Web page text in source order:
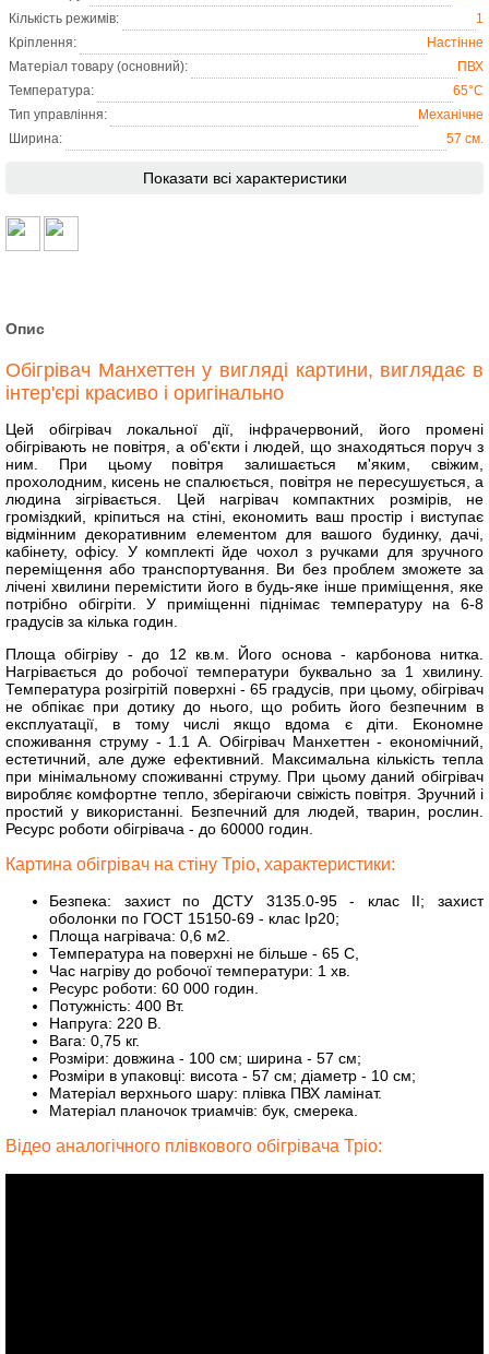
Кількість режимів:
1
Кріплення:
Настінне
Матеріал товару (основний):
ПВХ
Температура:
65°C
Тип управління:
Механічне
Ширина:
57 см.
Показати всі характеристики
Опис
Обігрівач Манхеттен у вигляді картини, виглядає в
інтер'єрі красиво і оригінально
Цей обігрівач локальної дії, інфрачервоний, його промені
обігрівають не повітря, а об'єкти і людей, що знаходяться поруч з
ним. При цьому повітря залишається м'яким, свіжим,
прохолодним, кисень не спалюється, повітря не пересушується, а
людина зігрівається. Цей нагрівач компактних розмірів, не
громіздкий, кріпиться на стіні, економить ваш простір і виступає
відмінним декоративним елементом для вашого будинку, дачі,
кабінету, офісу. У комплекті йде чохол з ручками для зручного
переміщення або транспортування. Ви без проблем зможете за
лічені хвилини перемістити його в будь-яке інше приміщення, яке
потрібно обігріти. У приміщенні піднімає температуру на 6-8
градусів за кілька годин.
Площа обігріву - до 12 кв.м. Його основа - карбонова нитка.
Нагрівається до робочої температури буквально за 1 хвилину.
Температура розігрітій поверхні - 65 градусів, при цьому, обігрівач
не обпікає при дотику до нього, що робить його безпечним в
експлуатації, в тому числі якщо вдома є діти. Економне
споживання струму - 1.1 А. Обігрівач Манхеттен - економічний,
естетичний, але дуже ефективний. Максимальна кількість тепла
при мінімальному споживанні струму. При цьому даний обігрівач
виробляє комфортне тепло, зберігаючи свіжість повітря. Зручний і
простий у використанні. Безпечний для людей, тварин, рослин.
Ресурс роботи обігрівача - до 60000 годин.
Картина обігрівач на стіну Тріо, характеристики:
Безпека: захист по ДСТУ 3135.0-95 - клас II; захист
оболонки по ГОСТ 15150-69 - клас Ip20;
Площа нагрівача: 0,6 м2.
Температура на поверхні не більше - 65 С,
Час нагріву до робочої температури: 1 хв.
Ресурс роботи: 60 000 годин.
Потужність: 400 Вт.
Напруга: 220 В.
Вага: 0,75 кг.
Розміри: довжина - 100 см; ширина - 57 см;
Розміри в упаковці: висота - 57 см; діаметр - 10 см;
Матеріал верхнього шару: плівка ПВХ ламінат.
Матеріал планочок триамчів: бук, смерека.
Відео аналогічного плівкового обігрівача Тріо: